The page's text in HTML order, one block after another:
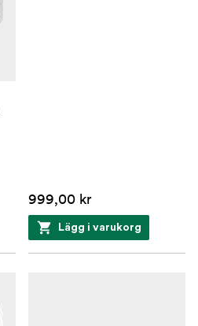
999,00 kr
Lägg i varukorg